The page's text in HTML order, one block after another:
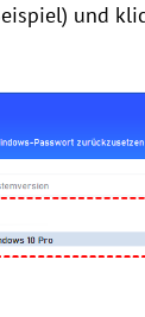
und